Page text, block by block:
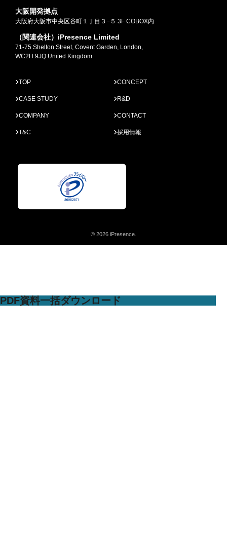
大阪開発拠点
大阪府大阪市中央区谷町１丁目３−５ 3F COBOX内
（関連会社）iPresence Limited
71-75 Shelton Street, Covent Garden, London,
WC2H 9JQ United Kingdom
TOP CONCEPT
CASE STUDY R&D
COMPANY CONTACT
T&C 採用情報
© 2026 iPresence.
PDF資料一括ダウンロード